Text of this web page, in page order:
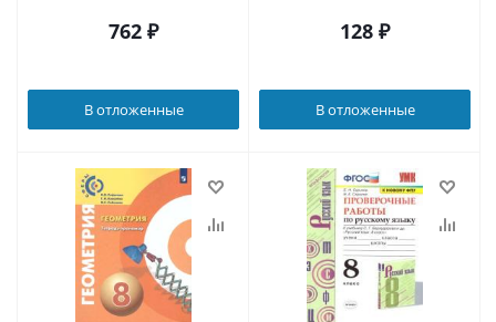
762 ₽
В отложенные
128 ₽
В отложенные